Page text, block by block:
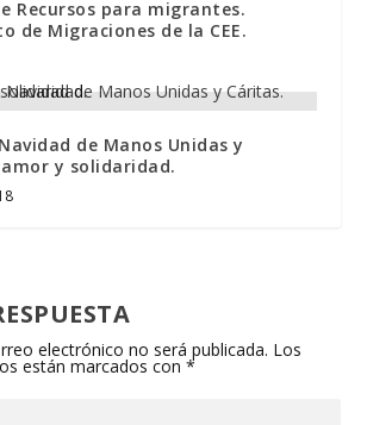
Recursos para migrantes.
de Migraciones de la CEE.
de Manos Unidas y
y solidaridad.
electrónico no será publicada. Los
están marcados con*